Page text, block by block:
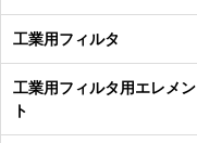
工業用フィルタ
工業用フィルタ用エレメン
ト